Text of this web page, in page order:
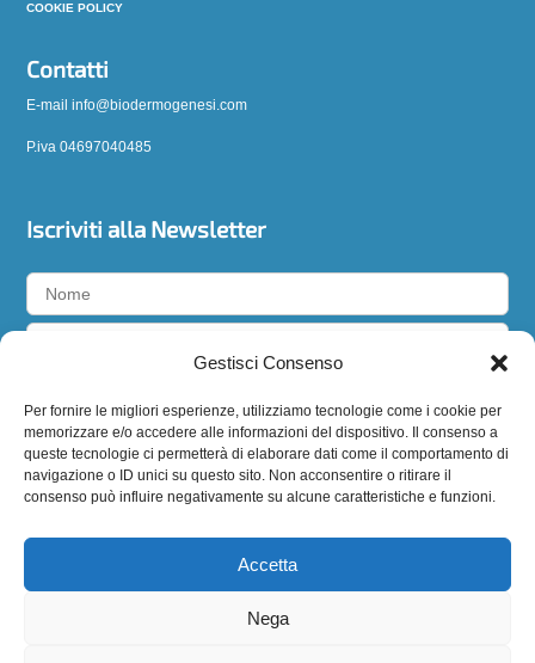
Gestisci Consenso
Per fornire le migliori esperienze, utilizziamo tecnologie come i cookie per
memorizzare e/o accedere alle informazioni del dispositivo. Il consenso a
queste tecnologie ci permetterà di elaborare dati come il comportamento di
navigazione o ID unici su questo sito. Non acconsentire o ritirare il
consenso può influire negativamente su alcune caratteristiche e funzioni.
Accetta
Nega
COOKIE POLICY
Contatti
E-mail info@biodermogenesi.com
P.iva 04697040485
Iscriviti alla Newsletter
Seguici